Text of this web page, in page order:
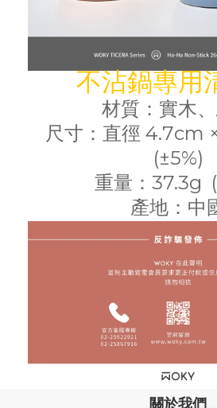
不沾鍋專用
材質：實木
尺寸：直徑 4.7cm
(±5%)
重量：37.3g
產地：中
關於我們